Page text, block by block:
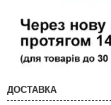
ДОСТАВКА